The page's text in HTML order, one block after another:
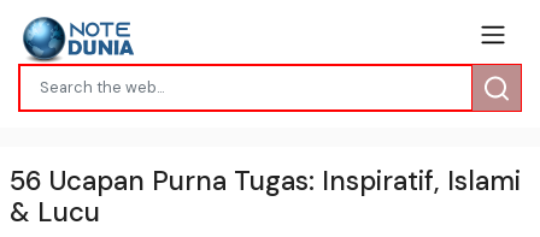
56 Ucapan Purna Tugas: Inspiratif, Islami
& Lucu